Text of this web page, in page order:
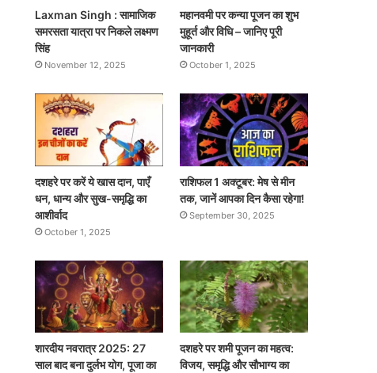
Laxman Singh : सामाजिक
समरसता यात्रा पर निकले लक्ष्मण
सिंह
November 12, 2025
महानवमी पर कन्या पूजन का शुभ
मुहूर्त और विधि – जानिए पूरी
जानकारी
October 1, 2025
दशहरे पर करें ये खास दान, पाएँ
धन, धान्य और सुख-समृद्धि का
आशीर्वाद
October 1, 2025
राशिफल 1 अक्टूबर: मेष से मीन
तक, जानें आपका दिन कैसा रहेगा!
September 30, 2025
शारदीय नवरात्र 2025: 27
साल बाद बना दुर्लभ योग, पूजा का
दशहरे पर शमी पूजन का महत्व:
विजय, समृद्धि और सौभाग्य का